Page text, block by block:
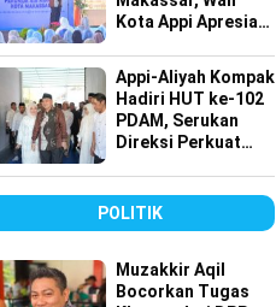
Kota Appi Apresiasi
Pelayanan Air
Bersih
Appi-Aliyah Kompak
Hadiri HUT ke-102
PDAM, Serukan
Direksi Perkuat
POLITIK
Muzakkir Aqil
Bocorkan Tugas